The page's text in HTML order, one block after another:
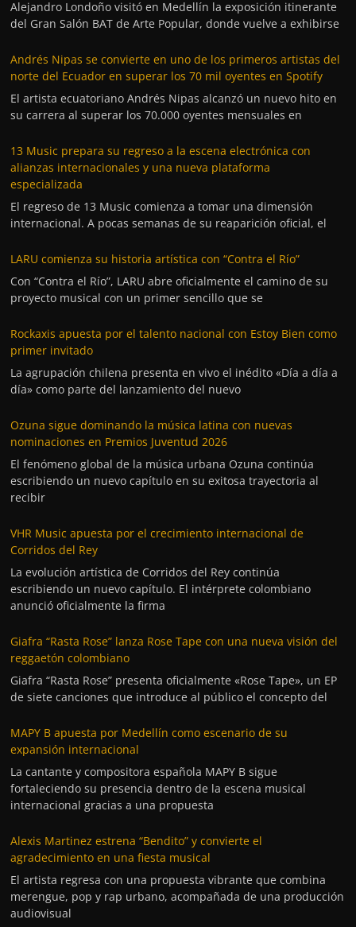
Alejandro Londoño visitó en Medellín la exposición itinerante
del Gran Salón BAT de Arte Popular, donde vuelve a exhibirse
Andrés Nipas se convierte en uno de los primeros artistas del
norte del Ecuador en superar los 70 mil oyentes en Spotify
El artista ecuatoriano Andrés Nipas alcanzó un nuevo hito en
su carrera al superar los 70.000 oyentes mensuales en
13 Music prepara su regreso a la escena electrónica con
alianzas internacionales y una nueva plataforma
especializada
El regreso de 13 Music comienza a tomar una dimensión
internacional. A pocas semanas de su reaparición oficial, el
LARU comienza su historia artística con “Contra el Río”
Con “Contra el Río”, LARU abre oficialmente el camino de su
proyecto musical con un primer sencillo que se
Rockaxis apuesta por el talento nacional con Estoy Bien como
primer invitado
La agrupación chilena presenta en vivo el inédito «Día a día a
día» como parte del lanzamiento del nuevo
Ozuna sigue dominando la música latina con nuevas
nominaciones en Premios Juventud 2026
El fenómeno global de la música urbana Ozuna continúa
escribiendo un nuevo capítulo en su exitosa trayectoria al
recibir
VHR Music apuesta por el crecimiento internacional de
Corridos del Rey
La evolución artística de Corridos del Rey continúa
escribiendo un nuevo capítulo. El intérprete colombiano
anunció oficialmente la firma
Giafra “Rasta Rose” lanza Rose Tape con una nueva visión del
reggaetón colombiano
Giafra “Rasta Rose” presenta oficialmente «Rose Tape», un EP
de siete canciones que introduce al público el concepto del
MAPY B apuesta por Medellín como escenario de su
expansión internacional
La cantante y compositora española MAPY B sigue
fortaleciendo su presencia dentro de la escena musical
internacional gracias a una propuesta
Alexis Martinez estrena “Bendito” y convierte el
agradecimiento en una fiesta musical
El artista regresa con una propuesta vibrante que combina
merengue, pop y rap urbano, acompañada de una producción
audiovisual